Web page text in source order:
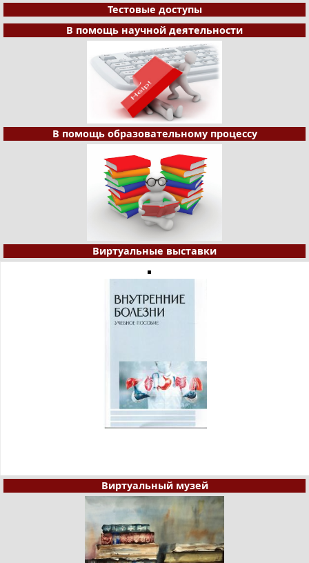
Тестовые доступы
В помощь научной деятельности
В помощь образовательному процессу
Виртуальные выставки
Виртуальный музей